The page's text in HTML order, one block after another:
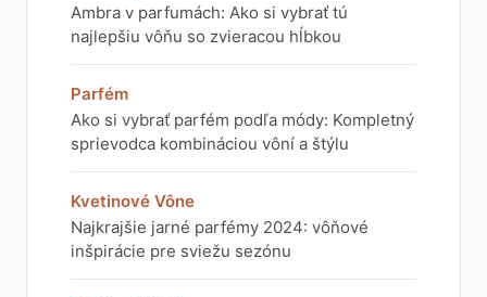
Ambra v parfumách: Ako si vybrať tú
najlepšiu vôňu so zvieracou hĺbkou
Parfém
Ako si vybrať parfém podľa módy: Kompletný
sprievodca kombináciou vôní a štýlu
Kvetinové Vône
Najkrajšie jarné parfémy 2024: vôňové
inšpirácie pre sviežu sezónu